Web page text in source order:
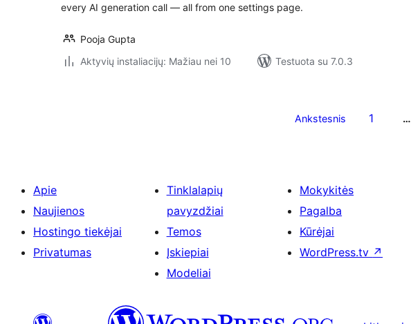
every AI generation call — all from one settings page.
Pooja Gupta
Aktyvių instaliacijų: Mažiau nei 10
Testuota su 7.0.3
Ankstesnis 1 …
Apie
Naujienos
Hostingo tiekėjai
Privatumas
Tinklalapių
pavyzdžiai
Temos
Įskiepiai
Modeliai
Mokykitės
Pagalba
Kūrėjai
WordPress.tv ↗